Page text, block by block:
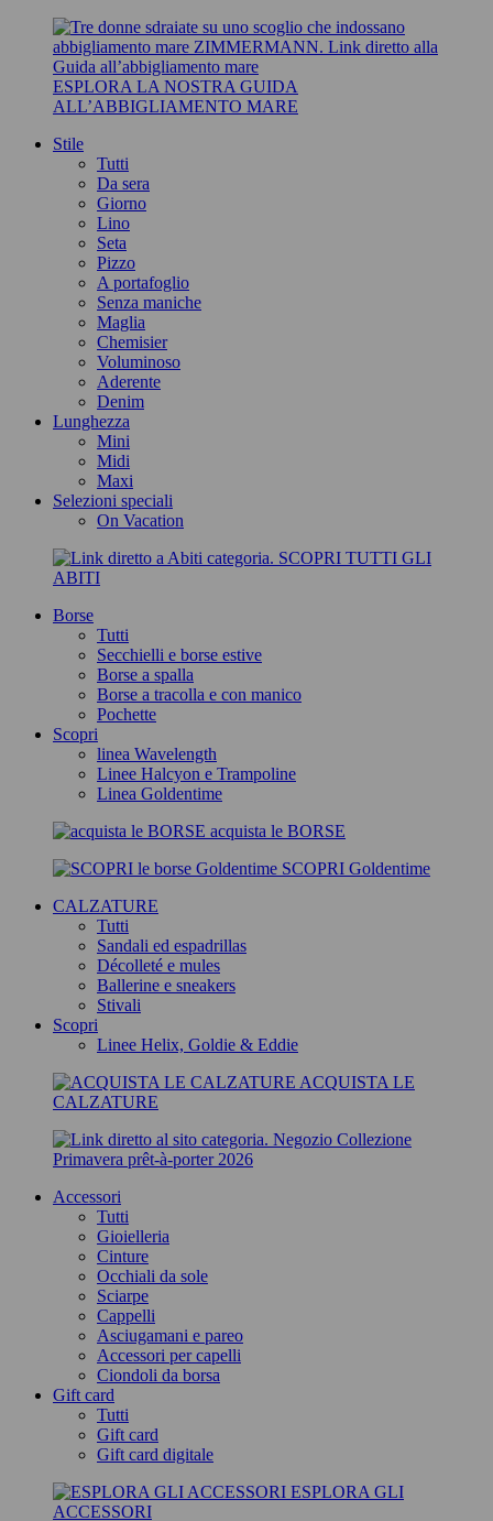
ESPLORA LA NOSTRA GUIDA
ALL’ABBIGLIAMENTO MARE
Stile
Tutti
Da sera
Giorno
Lino
Seta
Pizzo
A portafoglio
Senza maniche
Maglia
Chemisier
Voluminoso
Aderente
Denim
Lunghezza
Mini
Midi
Maxi
Selezioni speciali
On Vacation
SCOPRI TUTTI GLI
ABITI
Borse
Tutti
Secchielli e borse estive
Borse a spalla
Borse a tracolla e con manico
Pochette
Scopri
linea Wavelength
Linee Halcyon e Trampoline
Linea Goldentime
acquista le BORSE
SCOPRI Goldentime
CALZATURE
Tutti
Sandali ed espadrillas
Décolleté e mules
Ballerine e sneakers
Stivali
Scopri
Linee Helix, Goldie & Eddie
ACQUISTA LE
CALZATURE
Negozio Collezione
Primavera prêt-à-porter 2026
Accessori
Tutti
Gioielleria
Cinture
Occhiali da sole
Sciarpe
Cappelli
Asciugamani e pareo
Accessori per capelli
Ciondoli da borsa
Gift card
Tutti
Gift card
Gift card digitale
ESPLORA GLI
ACCESSORI